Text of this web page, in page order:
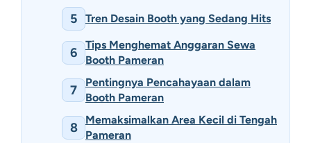
5 Tren Desain Booth yang Sedang Hits
6
Tips Menghemat Anggaran Sewa
Booth Pameran
7
Pentingnya Pencahayaan dalam
Booth Pameran
8
Memaksimalkan Area Kecil di Tengah
Pameran